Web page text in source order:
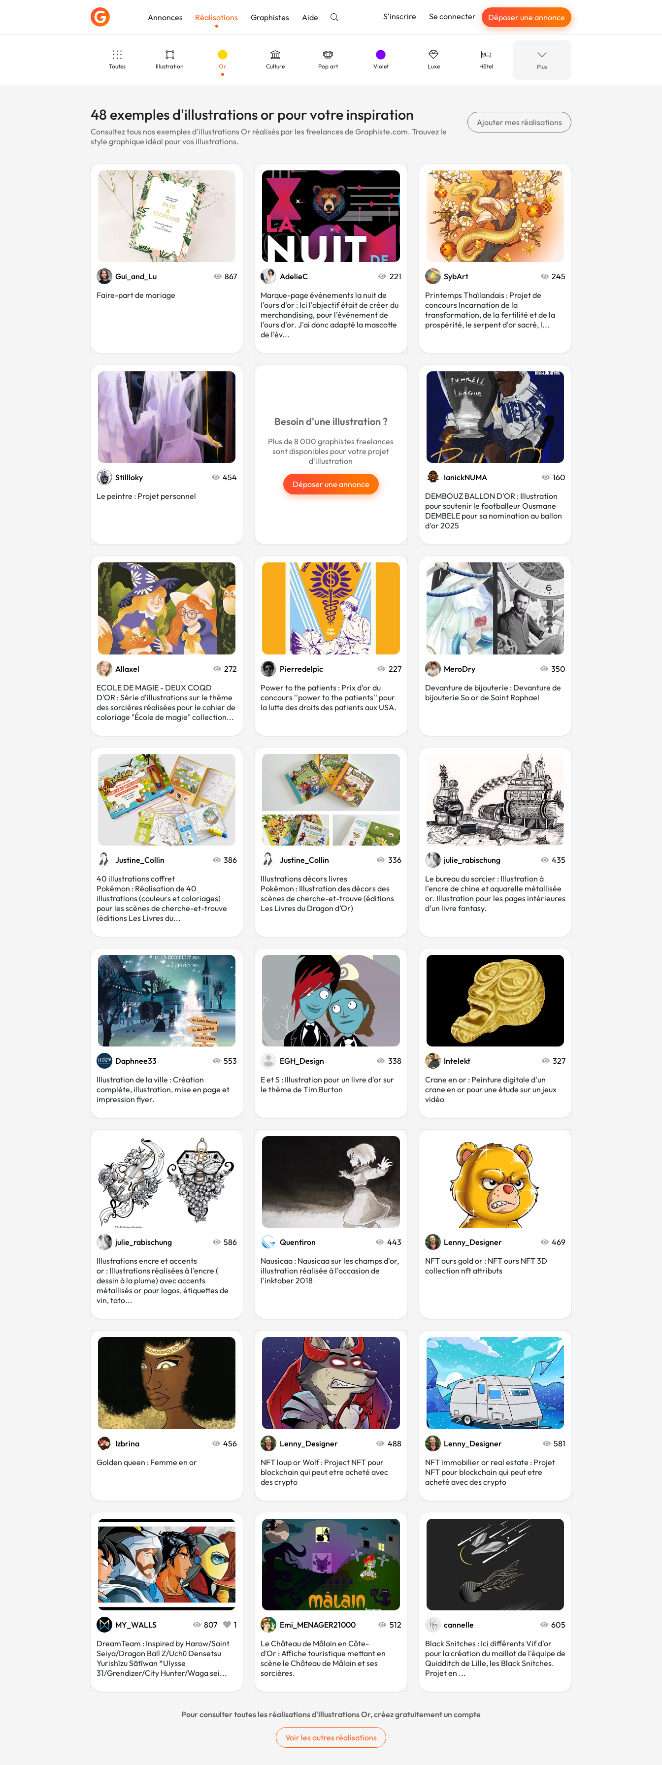
Annonces Réalisations Graphistes Aide S'inscrire Se connecter Déposer une annonce
Déposer une annonce
Toutes Illustration Or Culture Pop art Violet Luxe Hôtel
Saint Valentin Patisserie Sable
Chocolat
Plus
48 exemples d'illustrations or pour votre inspiration
Consultez tous nos exemples d'illustrations Or réalisés par les freelances de Graphiste.com. Trouvez le
style graphique idéal pour vos illustrations.
Ajouter mes réalisations
Gui_and_Lu
867
Faire-part de mariage
AdelieC
221
Marque-page événements la nuit de
l'ours d'or : Ici l'objectif était de créer du
merchandising, pour l'événement de
l'ours d'or. J'ai donc adapté la mascotte
de l'év...
SybArt
245
Printemps Thaïlandais : Projet de
concours Incarnation de la
transformation, de la fertilité et de la
prospérité, le serpent d'or sacré, l...
Stillloky
454
Le peintre : Projet personnel
Besoin d'une illustration ?
Plus de 8 000 graphistes freelances
sont disponibles pour votre projet
d'illustration
Déposer une annonce
IanickNUMA
160
DEMBOUZ BALLON D'OR : Illustration
pour soutenir le footballeur Ousmane
DEMBELE pour sa nomination au ballon
d'or 2025
Allaxel
272
ECOLE DE MAGIE - DEUX COQD
D'OR : Série d'illustrations sur le thème
des sorcières réalisées pour le cahier de
coloriage "École de magie" collection...
Pierredelpic
227
Power to the patients : Prix d'or du
concours ''power to the patients'' pour
la lutte des droits des patients aux USA.
MeroDry
350
Devanture de bijouterie : Devanture de
bijouterie So or de Saint Raphael
Justine_Collin
386
40 illustrations coffret
Pokémon : Réalisation de 40
illustrations (couleurs et coloriages)
pour les scènes de cherche-et-trouve
(éditions Les Livres du...
Justine_Collin
336
Illustrations décors livres
Pokémon : Illustration des décors des
scènes de cherche-et-trouve (éditions
Les Livres du Dragon d’Or)
julie_rabischung
435
Le bureau du sorcier : Illustration à
l'encre de chine et aquarelle métallisée
or. Illustration pour les pages intérieures
d'un livre fantasy.
Daphnee33
553
Illustration de la ville : Création
complète, illustration, mise en page et
impression flyer.
EGH_Design
338
E et S : Illustration pour un livre d'or sur
le thème de Tim Burton
Intelekt
327
Crane en or : Peinture digitale d'un
crane en or pour une étude sur un jeux
vidéo
julie_rabischung
586
Illustrations encre et accents
or : Illustrations réalisées à l'encre (
dessin à la plume) avec accents
métallisés or pour logos, étiquettes de
vin, tato...
Quentiron
443
Nausicaa : Nausicaa sur les champs d'or,
illustration réalisée à l'occasion de
l'inktober 2018
Lenny_Designer
469
NFT ours gold or : NFT ours NFT 3D
collection nft attributs
Izbrina
456
Golden queen : Femme en or
Lenny_Designer
488
NFT loup or Wolf : Project NFT pour
blockchain qui peut etre acheté avec
des crypto
Lenny_Designer
581
NFT immobilier or real estate : Projet
NFT pour blockchain qui peut etre
acheté avec des crypto
MY_WALLS 807
1
DreamTeam : Inspired by Harow/Saint
Seiya/Dragon Ball Z/Uchū Densetsu
Yurishīzu Sātīwan *Ulysse
31/Grendizer/City Hunter/Waga sei...
Emi_MENAGER21000
512
Le Château de Mâlain en Côte-
d'Or : Affiche touristique mettant en
scène le Château de Mâlain et ses
sorcières.
cannelle
605
Black Snitches : Ici différents Vif d'or
pour la création du maillot de l'équipe de
Quidditch de Lille, les Black Snitches.
Projet en ...
Pour consulter toutes les réalisations d'illustrations Or, créez gratuitement un compte
Voir les autres réalisations